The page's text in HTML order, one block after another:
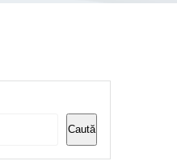
Caută